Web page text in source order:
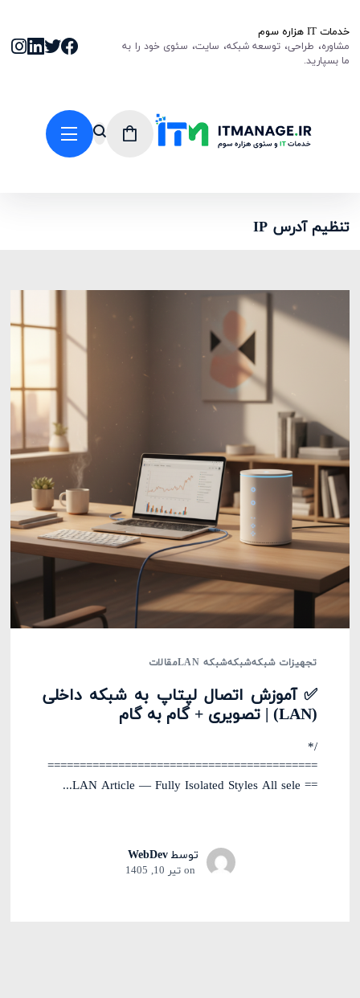
خدمات IT هزاره سوم
مشاوره، طراحی، توسعه شبکه، سایت، سئوی خود را به
ما بسپارید.
تنظیم آدرس IP
تجهیزات شبکهشبکهشبکه LAN مقالات
✅ آموزش اتصال لپتاپ به شبکه داخلی
(LAN) | تصویری + گام به گام
/*
==========================================
== LAN Article — Fully Isolated Styles All sele...
توسطWebDev
on تیر 10, 1405